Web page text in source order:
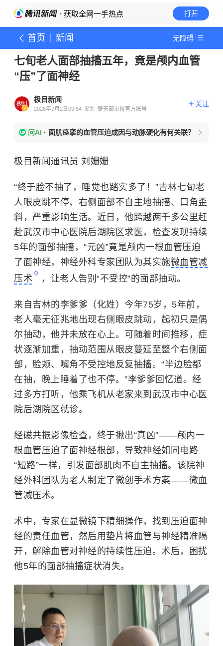
· 获取全网一手热点 打开
首页 新闻 无障碍
七旬老人面部抽搐五年，竟是颅内血管
“压”了面神经
极目新闻
2026年7月2日09:54 湖北 楚天都市报官方账号
关注
问AI · 面肌痉挛的血管压迫成因与动脉硬化有何关联？
极目新闻通讯员 刘姗姗
“终于脸不抽了，睡觉也踏实多了！”吉林七旬老
人眼皮跳不停、右侧面部不自主地抽搐、口角歪
斜，严重影响生活。近日，他跨越两千多公里赶
赴武汉市中心医院后湖院区求医，检查发现持续
5年的面部抽搐，“元凶”竟是颅内一根血管压迫
了面神经，神经外科专家团队为其实施微血管减
压术
，让老人告别“不受控”的面部抽动。
来自吉林的李爹爹（化姓）今年75岁，5年前，
老人毫无征兆地出现右侧眼皮跳动，起初只是偶
尔抽动，他并未放在心上。可随着时间推移，症
状逐渐加重，抽动范围从眼皮蔓延至整个右侧面
部，脸颊、嘴角不受控地反复抽搐。“半边脸都
在抽，晚上睡着了也不停。”李爹爹回忆道。经
过多方打听，他乘飞机从老家来到武汉市中心医
院后湖院区就诊。
经磁共振影像检查，终于揪出“真凶”——颅内一
根血管压迫了面神经根部，导致神经如同电路
“短路”一样，引发面部肌肉不自主抽搐。该院神
经外科团队为老人制定了微创手术方案——微血
管减压术。
术中，专家在显微镜下精细操作，找到压迫面神
经的责任血管，然后用垫片将血管与神经精准隔
开，解除血管对神经的持续性压迫。术后，困扰
他5年的面部抽搐症状消失。